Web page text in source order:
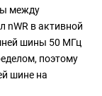
между
nWR в активной
шины 50 МГц
поэтому
шине на